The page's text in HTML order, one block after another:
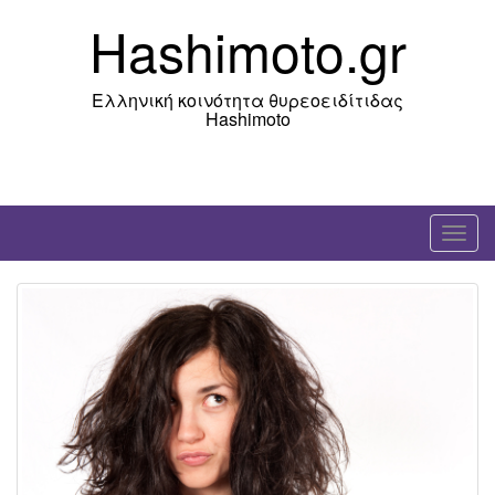
Hashimoto.gr
Ελληνική κοινότητα θυρεοειδίτιδας
Hashimoto
T
o